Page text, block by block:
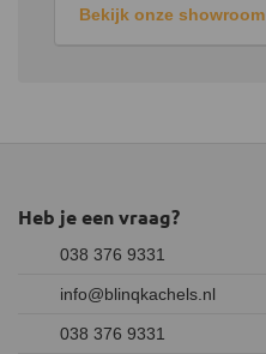
Bekijk onze showroom
Heb je een vraag?
038 376 9331
info@blinqkachels.nl
038 376 9331